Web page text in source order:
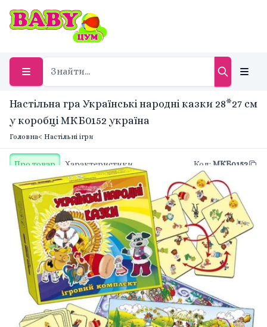
Настільна гра Українські народні казки 28*27 см
у коробці МКБ0152 україна
Головна< Настільні ігри
Про товар Характеристики Код: МКБ0152